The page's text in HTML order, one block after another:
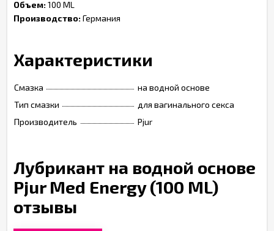
Объем:100 ML
Производство:Германия
Характеристики
Смазка
на водной основе
Тип смазки
для вагинального секса
Производитель
Pjur
Лубрикант на водной основе
Pjur Med Energy (100 ML)
отзывы